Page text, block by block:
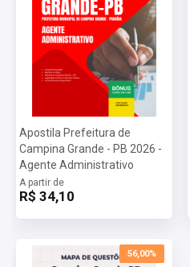
Apostila Prefeitura de
Campina Grande - PB 2026 -
Agente Administrativo
A partir de
R$ 34,10
56,00%